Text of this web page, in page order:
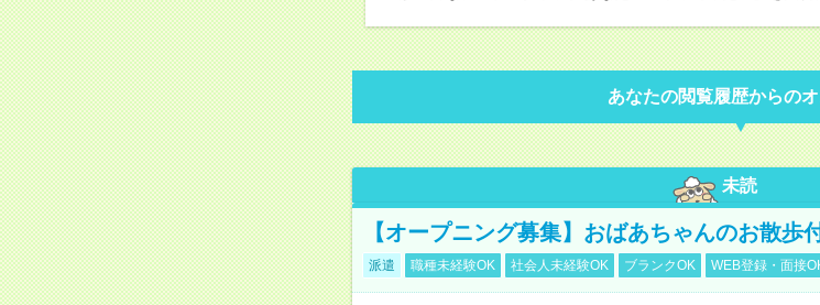
あなたの閲覧履歴からの
未読
【オープニング募集】おばあちゃんのお散歩
派遣 職種未経験OK 社会人未経験OK ブランクOK WEB登録・面接